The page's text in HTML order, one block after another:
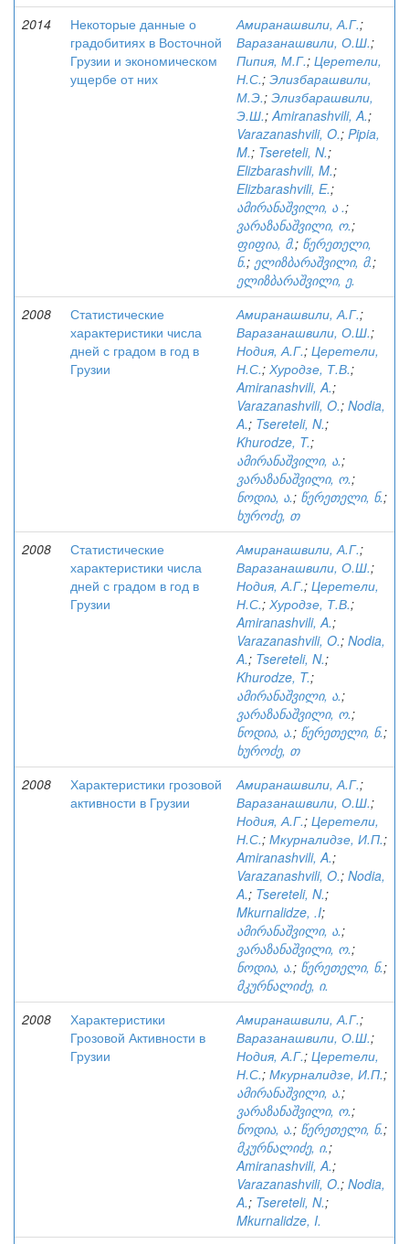
2014
Некоторые данные о
градобитиях в Восточной
Грузии и экономическом
ущербе от них
Амиранашвили, А.Г.;
Варазанашвили, О.Ш.;
Пипия, М.Г.; Церетели,
Н.С.; Элизбарашвили,
М.Э.; Элизбарашвили,
Э.Ш.;Amiranashvili, A.;
Varazanashvili, O.; Pipia,
M.; Tsereteli, N.;
Elizbarashvili, M.;
Elizbarashvili, E.;
ამირანაშვილი, ა .;
ვარაზანაშვილი, ო.;
ფიფია, მ.; წერეთელი,
ნ.; ელიზბარაშვილი, მ.;
ელიზბარაშვილი, ე.
2008
Статистические
характеристики числа
дней с градом в год в
Грузии
Амиранашвили, А.Г.;
Варазанашвили, О.Ш.;
Нодия, А.Г.; Церетели,
Н.С.; Хуродзе, Т.В.;
Amiranashvili, A.;
Varazanashvili, O.; Nodia,
A.; Tsereteli, N.;
Khurodze, T.;
ამირანაშვილი, ა.;
ვარაზანაშვილი, ო.;
ნოდია, ა.; წერეთელი, ნ.;
ხუროძე, თ
2008
Статистические
характеристики числа
дней с градом в год в
Грузии
Амиранашвили, А.Г.;
Варазанашвили, О.Ш.;
Нодия, А.Г.; Церетели,
Н.С.; Хуродзе, Т.В.;
Amiranashvili, A.;
Varazanashvili, O.; Nodia,
A.; Tsereteli, N.;
Khurodze, T.;
ამირანაშვილი, ა.;
ვარაზანაშვილი, ო.;
ნოდია, ა.; წერეთელი, ნ.;
ხუროძე, თ
2008
Характеристики грозовой
активности в Грузии
Амиранашвили, А.Г.;
Варазанашвили, О.Ш.;
Нодия, А.Г.; Церетели,
Н.С.; Мкурналидзе, И.П.;
Amiranashvili, A.;
Varazanashvili, O.; Nodia,
A.; Tsereteli, N.;
Mkurnalidze, .I;
ამირანაშვილი, ა.;
ვარაზანაშვილი, ო.;
ნოდია, ა.; წერეთელი, ნ.;
მკურნალიძე, ი.
2008
Характеристики
Грозовой Активности в
Грузии
Амиранашвили, А.Г.;
Варазанашвили, О.Ш.;
Нодия, А.Г.; Церетели,
Н.С.; Мкурналидзе, И.П.;
ამირანაშვილი, ა.;
ვარაზანაშვილი, ო.;
ნოდია, ა.; წერეთელი, ნ.;
მკურნალიძე, ი.;
Amiranashvili, A.;
Varazanashvili, O.; Nodia,
A.; Tsereteli, N.;
Mkurnalidze, I.